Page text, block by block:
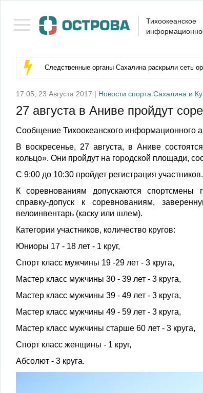
Тихоокеанское
Следственные органы Сахалина раскрыли сеть
17:05, 23 Августа 2017 | Новости спорта Сахалина и
27 августа в Аниве пройдут
Сообщение Тихоокеанского информационного
В воскресенье, 27 августа, в Аниве
кольцо». Они пройдут на городской площади,
С 9:00 до 10:30 пройдет регистрация
К соревнованиям допускаются
справку-допуск к соревнованиям,
велоинвентарь (каску или шлем).
Категории участников, количество кругов:
Юниоры 17 - 18 лет - 1 круг,
Спорт класс мужчины 19 -29 лет - 3 круга,
Мастер класс мужчины 30 - 39 лет - 3 круга,
Мастер класс мужчины 39 - 49 лет - 3 круга,
Мастер класс мужчины 49 - 59 лет - 3 круга,
Мастер класс мужчины старше 60 лет - 3 круга,
Спорт класс женщины - 1 круг,
Абсолют - 3 круга.